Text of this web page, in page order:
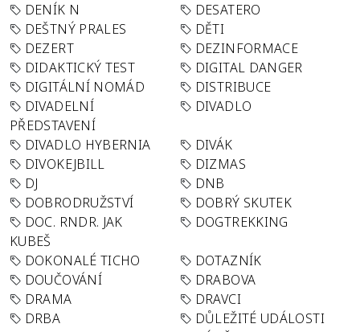
DENÍK N
DESATERO
DEŠTNÝ PRALES
DĚTI
DEZERT
DEZINFORMACE
DIDAKTICKÝ TEST
DIGITAL DANGER
DIGITÁLNÍ NOMÁD
DISTRIBUCE
DIVADELNÍ
PŘEDSTAVENÍ
DIVADLO
DIVADLO HYBERNIA
DIVÁK
DIVOKEJBILL
DIZMAS
DJ
DNB
DOBRODRUŽSTVÍ
DOBRÝ SKUTEK
DOC. RNDR. JAK
KUBEŠ
DOGTREKKING
DOKONALÉ TICHO
DOTAZNÍK
DOUČOVÁNÍ
DRABOVA
DRAMA
DRAVCI
DRBA
DŮLEŽITÉ UDÁLOSTI